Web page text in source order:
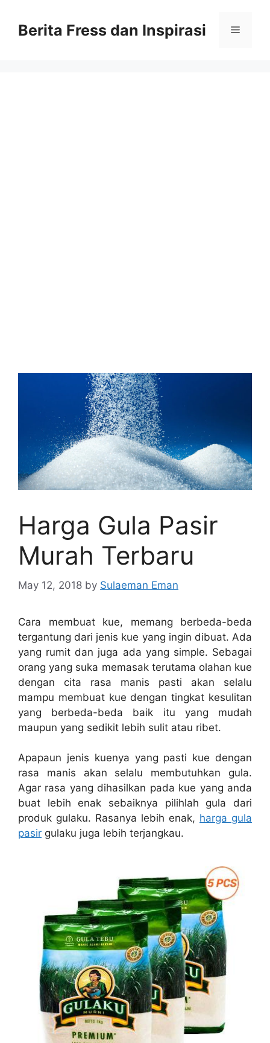
contentBerita Fress dan Inspirasi Menu
Harga Gula Pasir
Murah Terbaru
May 12, 2018 by Sulaeman Eman
Cara membuat kue, memang berbeda-beda
tergantung dari jenis kue yang ingin dibuat. Ada
yang rumit dan juga ada yang simple. Sebagai
orang yang suka memasak terutama olahan kue
dengan cita rasa manis pasti akan selalu
mampu membuat kue dengan tingkat kesulitan
yang berbeda-beda baik itu yang mudah
maupun yang sedikit lebih sulit atau ribet.
Apapaun jenis kuenya yang pasti kue dengan
rasa manis akan selalu membutuhkan gula.
Agar rasa yang dihasilkan pada kue yang anda
buat lebih enak sebaiknya pilihlah gula dari
produk gulaku. Rasanya lebih enak, harga gula
pasir gulaku juga lebih terjangkau.